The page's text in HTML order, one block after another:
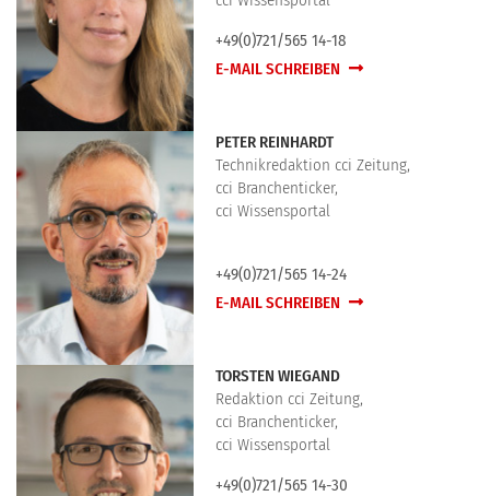
+49(0)721/565 14-18
E-MAIL SCHREIBEN
PETER REINHARDT
Technikredaktion cci Zeitung,
cci Branchenticker,
cci Wissensportal
+49(0)721/565 14-24
E-MAIL SCHREIBEN
TORSTEN WIEGAND
Redaktion cci Zeitung,
cci Branchenticker,
cci Wissensportal
+49(0)721/565 14-30